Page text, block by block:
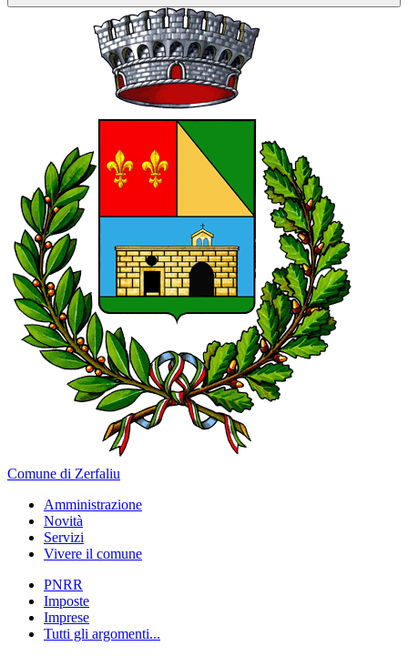
Comune di Zerfaliu
Amministrazione
Novità
Servizi
Vivere il comune
PNRR
Imposte
Imprese
Tutti gli argomenti...